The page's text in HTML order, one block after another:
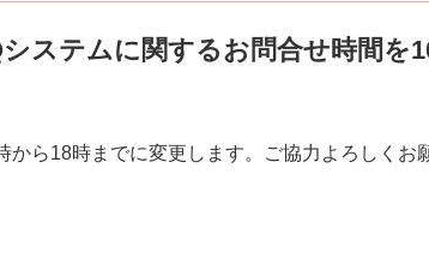
テムに関するお問合せ時間を
18時までに変更します。ご協力よろしくお願